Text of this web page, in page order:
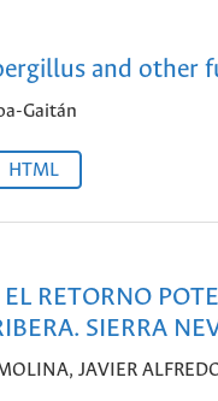
and other
Gaitán
HTML
RETORNO
SIERRA
JAVIER